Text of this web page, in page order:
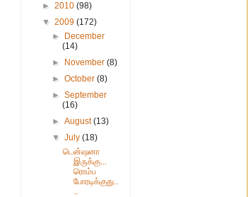
► 2010 (98)
▼ 2009 (172)
►
December
(14)
►
November(8)
►October(8)
►September
(16)
►August(13)
▼July(18)
டென்ஷனா
இருக்கு...
ரொம்ப
போரடிக்குது..
..